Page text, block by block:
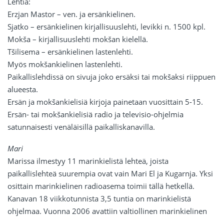
Erzjan Mastor – ven. ja ersänkielinen.
Sjatko – ersänkielinen kirjallisuuslehti, levikki n. 1500 kpl.
Mokša – kirjallisuuslehti mokšan kielellä.
Tšilisema – ersänkielinen lastenlehti.
Myös mokšankielinen lastenlehti.
Paikallislehdissä on sivuja joko ersäksi tai mokšaksi riippuen
alueesta.
Ersän ja mokšankielisiä kirjoja painetaan vuosittain 5-15.
Ersän- tai mokšankielisiä radio ja televisio-ohjelmia
satunnaisesti venäläisillä paikalliskanavilla.
Mari
Marissa ilmestyy 11 marinkielistä lehteä, joista
paikallislehteä suurempia ovat vain Mari El ja Kugarnja. Yksi
osittain marinkielinen radioasema toimii tällä hetkellä.
Kanavan 18 viikkotunnista 3,5 tuntia on marinkielistä
ohjelmaa. Vuonna 2006 avattiin valtiollinen marinkielinen